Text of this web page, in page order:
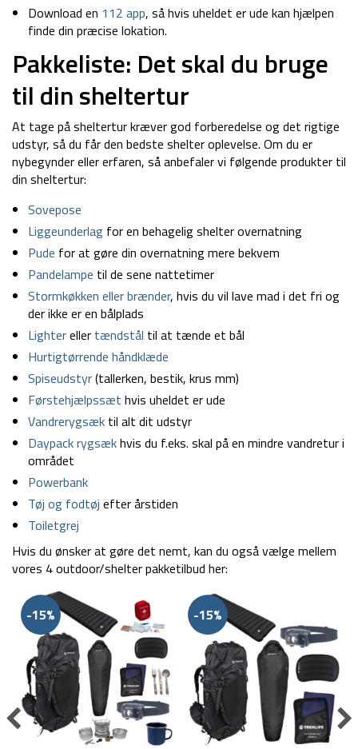
Download en 112 app, så hvis uheldet er ude kan hjælpen
finde din præcise lokation.
Pakkeliste: Det skal du bruge
til din sheltertur
At tage på sheltertur kræver god forberedelse og det rigtige
udstyr, så du får den bedste shelter oplevelse. Om du er
nybegynder eller erfaren, så anbefaler vi følgende produkter til
din sheltertur:
Sovepose
Liggeunderlag for en behagelig shelter overnatning
Pude for at gøre din overnatning mere bekvem
Pandelampe til de sene nattetimer
Stormkøkken eller brænder, hvis du vil lave mad i det fri og
der ikke er en bålplads
Lightereller tændstål til at tænde et bål
Hurtigtørrende håndklæde
Spiseudstyr(tallerken, bestik, krus mm)
Førstehjælpssæt hvis uheldet er ude
Vandrerygsæk til alt dit udstyr
Daypack rygsækhvis du f.eks. skal på en mindre vandretur i
området
Powerbank
Tøj og fodtøj efter årstiden
Toiletgrej
Hvis du ønsker at gøre det nemt, kan du også vælge mellem
vores 4 outdoor/shelter pakketilbud her:
-15% -15%